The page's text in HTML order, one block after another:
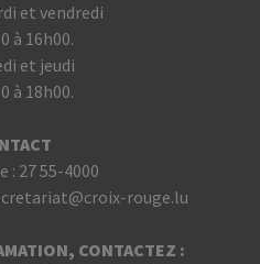
et vendredi
à 16h00.
et jeudi
à 18h00.
: 27 55-4000
rouge.lu
CONTACTEZ :